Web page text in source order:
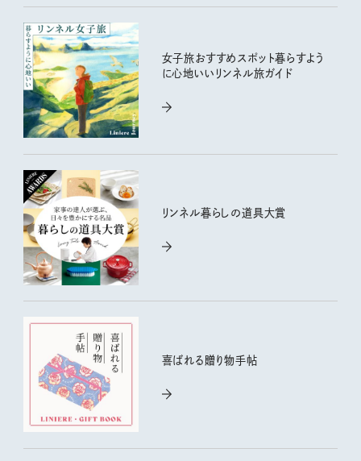
女子旅おすすめスポット暮らすよう
に心地いいリンネル旅ガイド
リンネル暮らしの道具大賞
喜ばれる贈り物手帖